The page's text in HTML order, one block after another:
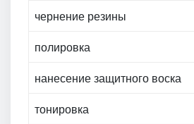
чернение резины
полировка
нанесение защитного воска
тонировка